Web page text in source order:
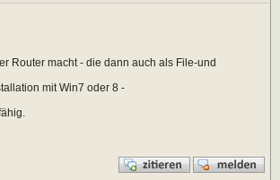
Router macht - die dann auch als File-und
mit Win7 oder 8 -